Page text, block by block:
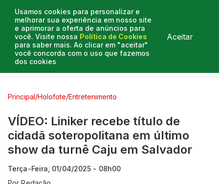
Usamos cookies para personalizar e
melhorar sua experiência em nosso site
e aprimorar a oferta de anúncios para
você. Visite nossa Política de Cookies
para saber mais. Ao clicar em "aceitar"
você concorda com o uso que fazemos
dos cookies
Aceitar
Curtas e Venenosas
Principal/Holofote/Entretenimento
VÍDEO: Liniker recebe título de
cidadã soteropolitana em último
show da turnê Caju em Salvador
Terça-Feira, 01/04/2025 - 08h00